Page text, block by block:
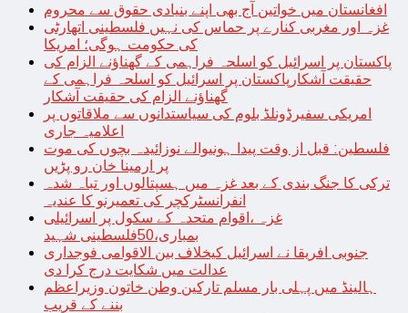
افغانستان میں خواتین آج بھی اپنے بنیادی حقوق سے محروم
غزہ اور مغربی کنارے پر حماس کی نہیں فلسطینی اتھارٹی
کی حکومت ہوگی؛ امریکا
پاکستان پر اسرائیل کو اسلحہ فراہمی کے گھناؤنے الزام کی
حقیقت آشکارپاکستان پر اسرائیل کو اسلحہ فراہمی کے
گھناؤنے الزام کی حقیقت آشکار
امریکی سفیرڈونلڈ بلوم کی سیاستدانوں سے ملاقاتوں پر
اعلامیہ جاری
فلسطین: قبل از وقت پیدا ہونیوالے نوزائیدہ بچوں کی موت
پر ارمینا خان رو پڑیں
ترکی کا جنگ بندی کے بعد غزہ میں ہسپتالوں اور تباہ شدہ
انفرانسٹرکچر کی تعمیرنو کا عندیہ
غزہ ،اقوام متحدہ کے سکول پر اسرائیلی
بمباری،50فلسطینی شہید
جنوبی افریقا نے اسرائیل کیخلاف بین الاقوامی فوجداری
عدالت میں شکایت درج کرا دی
ہالینڈ میں پہلی بار مسلم تارکین وطن خاتون وزیراعظم
بننے کے قریب